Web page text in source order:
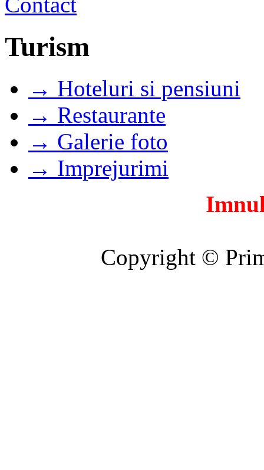
Turism
→ Hoteluri si pensiuni
→ Restaurante
→ Galerie foto
→ Imprejurimi
Copyright ©